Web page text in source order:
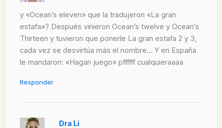
y «Ocean’s eleven» que la tradujeron «La gran
estafa»? Después vinieron Ocean’s twelve y Ocean’s
Thirteen y tuvieron que ponerle La gran estafa 2 y 3,
cada vez se desvirtúa más el nombre… Y en España
le mandaron: «Hagan juego» pffffff cualquieraaaa
Responder
Dra Li